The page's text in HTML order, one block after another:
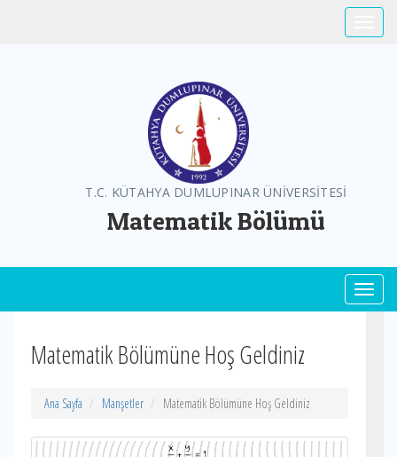
T.C. KÜTAHYA DUMLUPINAR ÜNİVERSİTESİ
Matematik Bölümü
Matematik Bölümüne Hoş Geldiniz
Ana Sayfa Manşetler Matematik Bölümüne Hoş Geldiniz